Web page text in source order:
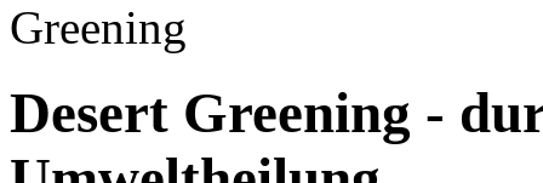
Greening
Desert Greening -